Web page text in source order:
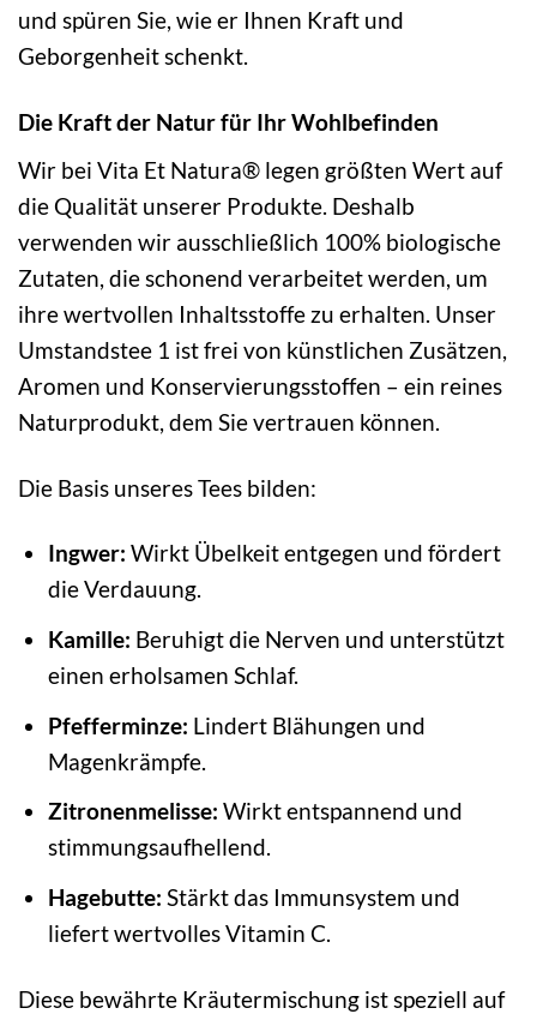
und spüren Sie, wie er Ihnen Kraft und
Geborgenheit schenkt.
Die Kraft der Natur für Ihr Wohlbefinden
Wir bei Vita Et Natura® legen größten Wert auf
die Qualität unserer Produkte. Deshalb
verwenden wir ausschließlich 100% biologische
Zutaten, die schonend verarbeitet werden, um
ihre wertvollen Inhaltsstoffe zu erhalten. Unser
Umstandstee 1 ist frei von künstlichen Zusätzen,
Aromen und Konservierungsstoffen – ein reines
Naturprodukt, dem Sie vertrauen können.
Die Basis unseres Tees bilden:
Ingwer: Wirkt Übelkeit entgegen und fördert
die Verdauung.
Kamille: Beruhigt die Nerven und unterstützt
einen erholsamen Schlaf.
Pfefferminze: Lindert Blähungen und
Magenkrämpfe.
Zitronenmelisse: Wirkt entspannend und
stimmungsaufhellend.
Hagebutte: Stärkt das Immunsystem und
liefert wertvolles Vitamin C.
Diese bewährte Kräutermischung ist speziell auf